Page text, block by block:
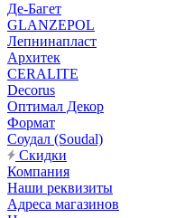
Де-Багет
GLANZEPOL
Лепнинапласт
Архитек
CERALITE
Decorus
Оптимал Декор
Формат
Соудал (Soudal)
Скидки
Компания
Наши реквизиты
Адреса магазинов